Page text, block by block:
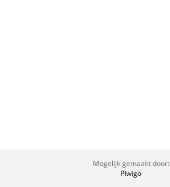
Mogelijk gemaakt door:
Piwigo